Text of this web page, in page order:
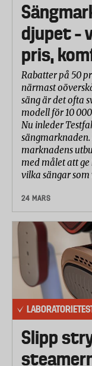
djupet –
pris,
Rabatter på 50
närmast
säng är det ofta
modell för 10
Nu inleder
sängmarknaden.
marknadens
med målet att
vilka sängar
24 MARS
Slipp